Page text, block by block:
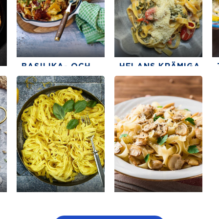
stars out of five
rating for this recipe is 3 stars out of five
BASILIKA- OCH
FÄRSKOSTPASTA
2.5
30 minThe average star rating for this recipe is 3
HELANS KRÄMIGA
GRÖNKÅLSPASTA
5
20 minThe average star